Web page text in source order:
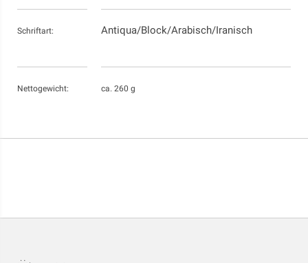
Schriftart: Antiqua/Block/Arabisch/Iranisch
Nettogewicht: ca. 260 g